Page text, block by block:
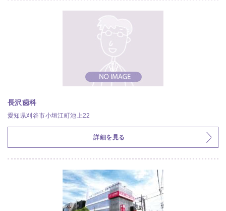
長沢歯科
愛知県刈谷市小垣江町池上22
詳細を見る